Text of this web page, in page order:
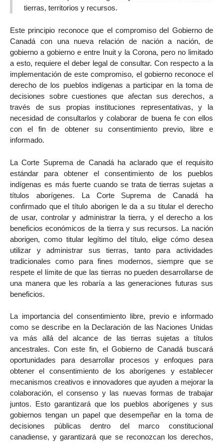
tierras, territorios y recursos.
Este principio reconoce que el compromiso del Gobierno de
Canadá con una nueva relación de nación a nación, de
gobierno a gobierno e entre Inuit y la Corona, pero no limitado
a esto, requiere el deber legal de consultar. Con respecto a la
implementación de este compromiso, el gobierno reconoce el
derecho de los pueblos indígenas a participar en la toma de
decisiones sobre cuestiones que afectan sus derechos, a
través de sus propias instituciones representativas, y la
necesidad de consultarlos y colaborar de buena fe con ellos
con el fin de obtener su consentimiento previo, libre e
informado.
La Corte Suprema de Canadá ha aclarado que el requisito
estándar para obtener el consentimiento de los pueblos
indígenas es más fuerte cuando se trata de tierras sujetas a
títulos aborígenes. La Corte Suprema de Canadá ha
confirmado que el título aborigen le da a su titular el derecho
de usar, controlar y administrar la tierra, y el derecho a los
beneficios económicos de la tierra y sus recursos. La nación
aborigen, como titular legítimo del título, elige cómo desea
utilizar y administrar sus tierras, tanto para actividades
tradicionales como para fines modernos, siempre que se
respete el límite de que las tierras no pueden desarrollarse de
una manera que les robaría a las generaciones futuras sus
beneficios.
La importancia del consentimiento libre, previo e informado
como se describe en la Declaración de las Naciones Unidas
va más allá del alcance de las tierras sujetas a títulos
ancestrales. Con este fin, el Gobierno de Canadá buscará
oportunidades para desarrollar procesos y enfoques para
obtener el consentimiento de los aborígenes y establecer
mecanismos creativos e innovadores que ayuden a mejorar la
colaboración, el consenso y las nuevas formas de trabajar
juntos. Esto garantizará que los pueblos aborígenes y sus
gobiernos tengan un papel que desempeñar en la toma de
decisiones públicas dentro del marco constitucional
canadiense, y garantizará que se reconozcan los derechos,